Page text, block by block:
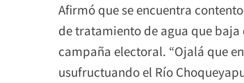
Afirmó que se encuentra
de tratamiento de agua que
campaña electoral. “Ojalá que
usufructuando el Río